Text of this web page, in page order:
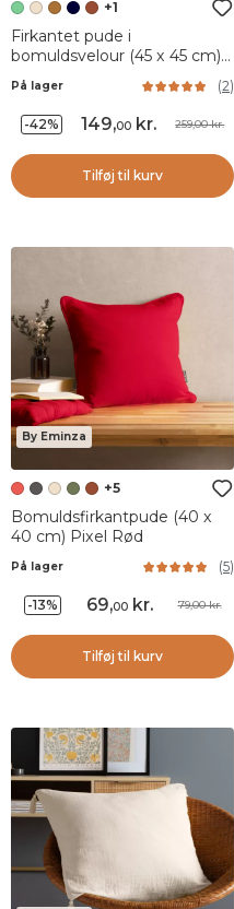
+1
Firkantet pude i
bomuldsvelour (45 x 45 cm)
Victor Thymegrøn
På lager (2)
-42% 149,00kr. 259,00 kr.
Tilføj til kurv
By Eminza
+5
Bomuldsfirkantpude (40 x
40 cm) Pixel Rød
På lager (5)
-13% 69,00kr. 79,00 kr.
Tilføj til kurv